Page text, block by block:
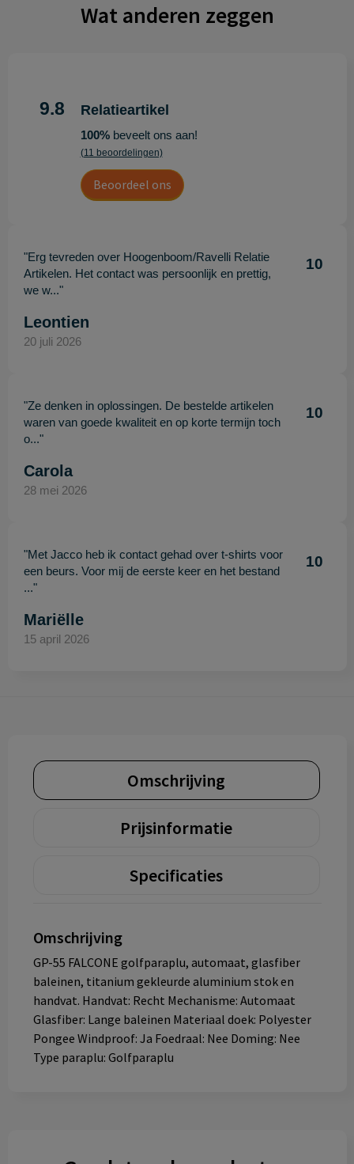
Wat anderen zeggen
9.8 Relatieartikel
100%beveelt ons aan!
(11 beoordelingen)
Beoordeel ons
"Erg tevreden over Hoogenboom/Ravelli Relatie
Artikelen. Het contact was persoonlijk en prettig,
we w..."
10
Leontien
20 juli 2026
"Ze denken in oplossingen. De bestelde artikelen
waren van goede kwaliteit en op korte termijn toch
o..."
10
Carola
28 mei 2026
"Met Jacco heb ik contact gehad over t-shirts voor
een beurs. Voor mij de eerste keer en het bestand
..."
10
Mariëlle
15 april 2026
Omschrijving
Prijsinformatie
Specificaties
Omschrijving
GP-55 FALCONE golfparaplu, automaat, glasfiber
baleinen, titanium gekleurde aluminium stok en
handvat. Handvat: Recht Mechanisme: Automaat
Glasfiber: Lange baleinen Materiaal doek: Polyester
Pongee Windproof: Ja Foedraal: Nee Doming: Nee
Type paraplu: Golfparaplu